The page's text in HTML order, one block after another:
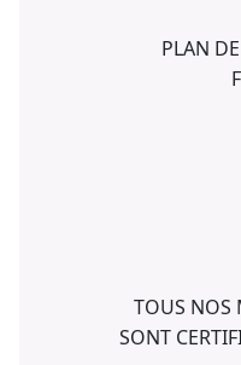
PLAN
TOUS NOS
SONT